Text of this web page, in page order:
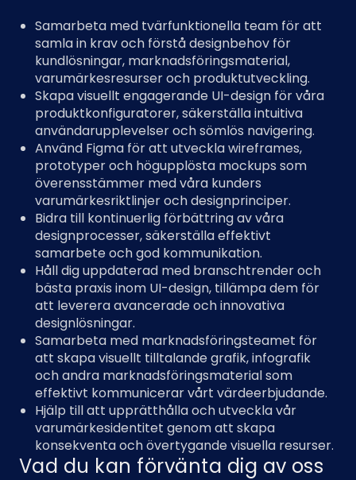
Samarbeta med tvärfunktionella team för att
samla in krav och förstå designbehov för
kundlösningar, marknadsföringsmaterial,
varumärkesresurser och produktutveckling.
Skapa visuellt engagerande UI-design för våra
produktkonfiguratorer, säkerställa intuitiva
användarupplevelser och sömlös navigering.
Använd Figma för att utveckla wireframes,
prototyper och högupplösta mockups som
överensstämmer med våra kunders
varumärkesriktlinjer och designprinciper.
Bidra till kontinuerlig förbättring av våra
designprocesser, säkerställa effektivt
samarbete och god kommunikation.
Håll dig uppdaterad med branschtrender och
bästa praxis inom UI-design, tillämpa dem för
att leverera avancerade och innovativa
designlösningar.
Samarbeta med marknadsföringsteamet för
att skapa visuellt tilltalande grafik, infografik
och andra marknadsföringsmaterial som
effektivt kommunicerar vårt värdeerbjudande.
Hjälp till att upprätthålla och utveckla vår
varumärkesidentitet genom att skapa
konsekventa och övertygande visuella resurser.
Vad du kan förvänta dig av oss